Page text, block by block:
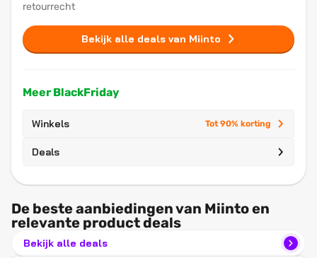
retourrecht
Bekijk alle deals van Miinto
Meer BlackFriday
Winkels Tot 90% korting
Deals
De beste aanbiedingen van Miinto en
relevante product deals
Bekijk alle deals